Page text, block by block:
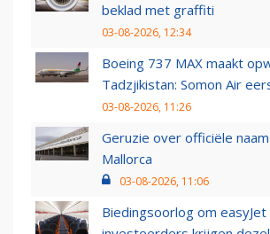
beklad met graffiti
03-08-2026, 12:34
Boeing 737 MAX maakt
Tadzjikistan: Somon Air
03-08-2026, 11:26
Geruzie over officiële
Mallorca
03-08-2026, 11:06
Biedingsoorlog om